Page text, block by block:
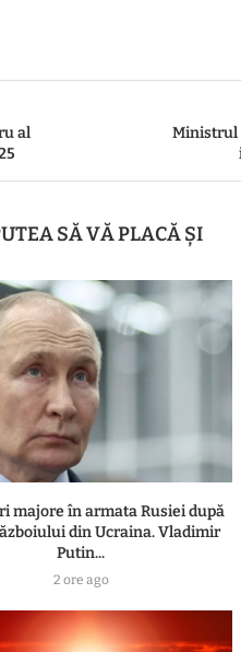
al
Ministrul
SĂ VĂ PLACĂ ȘI
majore în armata Rusiei după
din Ucraina. Vladimir
Putin...
2 ore ago